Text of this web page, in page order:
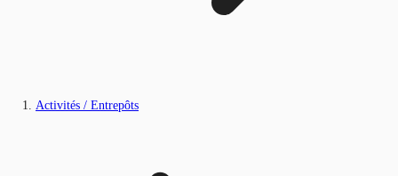
Activités / Entrepôts